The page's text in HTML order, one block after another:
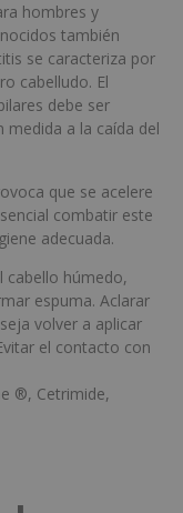
hombres y
también
se caracteriza por
cabelludo. El
debe ser
a la caída del
que se acelere
combatir este
adecuada.
cabello húmedo,
espuma. Aclarar
volver a aplicar
el contacto con
®, Cetrimide,